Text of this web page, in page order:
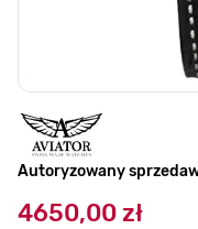
Autoryzowany
4650,00 zł